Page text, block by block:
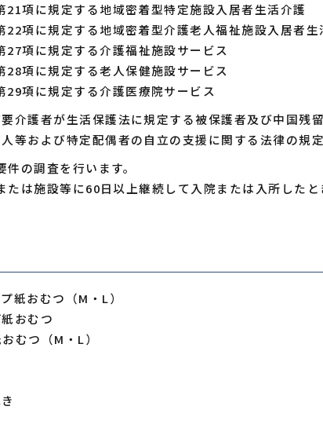
21項に規定する地域密着型特定施設入居者生活介護
22項に規定する地域密着型介護老人福祉施設入居者生
27項に規定する介護福祉施設サービス
28項に規定する老人保健施設サービス
29項に規定する介護医療院サービス
介護者が生活保護法に規定する被保護者及び中国残
等および特定配偶者の自立の支援に関する法律の規
の調査を行います。
は施設等に60日以上継続して入院または入所したと
紙おむつ（M・L）
おむつ
むつ（M・L）